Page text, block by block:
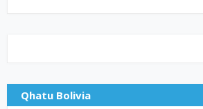
Qhatu Bolivia